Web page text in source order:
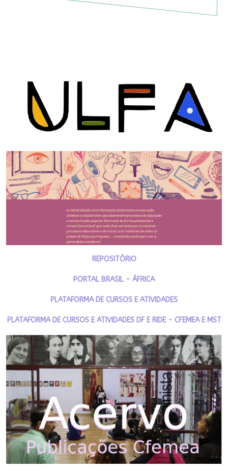
REPOSITÓRIO
PORTAL BRASIL - ÁFRICA
PLATAFORMA DE CURSOS E ATIVIDADES
PLATAFORMA DE CURSOS E ATIVIDADES DF E RIDE - CFEMEA E MST